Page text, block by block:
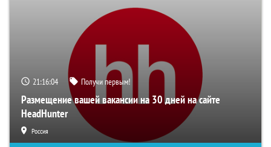
21:16:04 Получи первым!
Размещение вашей вакансии на 30 дней на сайте
HeadHunter
Россия